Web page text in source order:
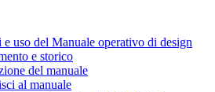
e uso del Manuale operativo di design
e storico
del manuale
al manuale